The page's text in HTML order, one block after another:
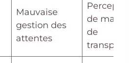
Mauvaise
gestion des
attentes
de
de